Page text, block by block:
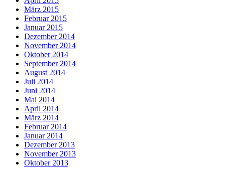
März 2015
Februar 2015
Januar 2015
Dezember 2014
November 2014
Oktober 2014
September 2014
August 2014
Juli 2014
Juni 2014
Mai 2014
April 2014
März 2014
Februar 2014
Januar 2014
Dezember 2013
November 2013
Oktober 2013